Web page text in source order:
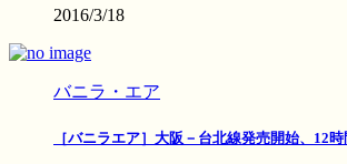
2016/3/18
バニラ・エア
［バニラエア］大阪－台北線発売開始、12